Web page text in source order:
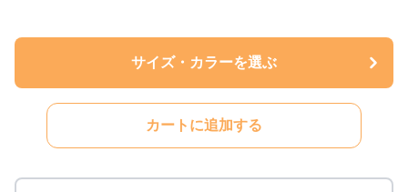
サイズ・カラーを選ぶ
カートに追加する